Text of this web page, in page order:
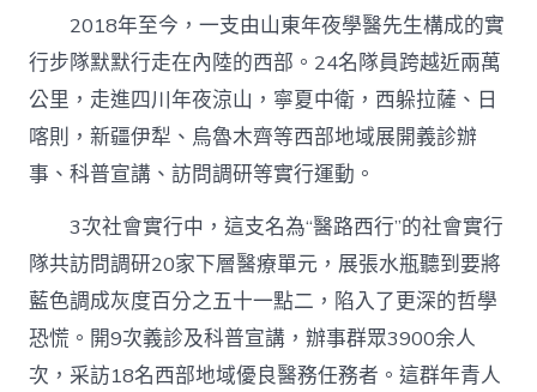
萬
公
里
的
安
康
中
國
行
青
年
學
子
“醫
路
西
2018年至今，一支由山東年夜學醫先生構成的實
行步隊默默行走在內陸的西部。24名隊員跨越近兩萬
公里，走進四川年夜涼山，寧夏中衛，西躲拉薩、日
喀則，新疆伊犁、烏魯木齊等西部地域展開義診辦
事、科普宣講、訪問調研等實行運動。
3次社會實行中，這支名為“醫路西行”的社會實行
隊共訪問調研20家下層醫療單元，展張水瓶聽到要將
藍色調成灰度百分之五十一點二，陷入了更深的哲學
恐慌。開9次義診及科普宣講，辦事群眾3900余人
次，采訪18名西部地域優良醫務任務者。這群年青人